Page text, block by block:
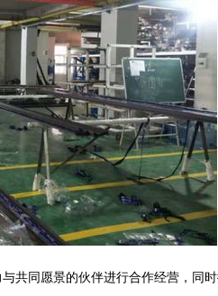
共同愿景的伙伴进行合作经营，同